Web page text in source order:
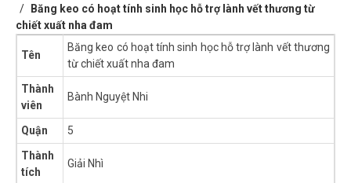
Băng keo có hoạt tính sinh học hỗ trợ lành vết thương từ
chiết xuất nha đam
Tên
Băng keo có hoạt tính sinh học hỗ trợ lành vết thương
từ chiết xuất nha đam
Thành
viên
Bành Nguyệt Nhi
Quận
5
Thành
tích
Giải Nhì